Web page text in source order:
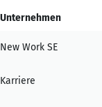
Unternehmen
New Work SE
Karriere